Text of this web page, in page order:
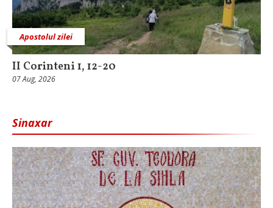
Apostolul zilei
II Corinteni 1, 12-20
07 Aug, 2026
Sinaxar